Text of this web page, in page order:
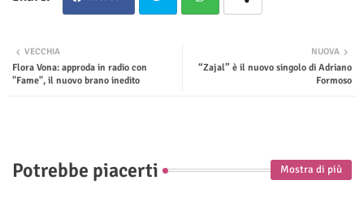
tsap
NUOVA
“Zajal” è il nuovo singolo di Adriano
Formoso
VECCHIA
Flora Vona: approda in radio con
"Fame", il nuovo brano inedito
Potrebbe piacerti Mostra di più